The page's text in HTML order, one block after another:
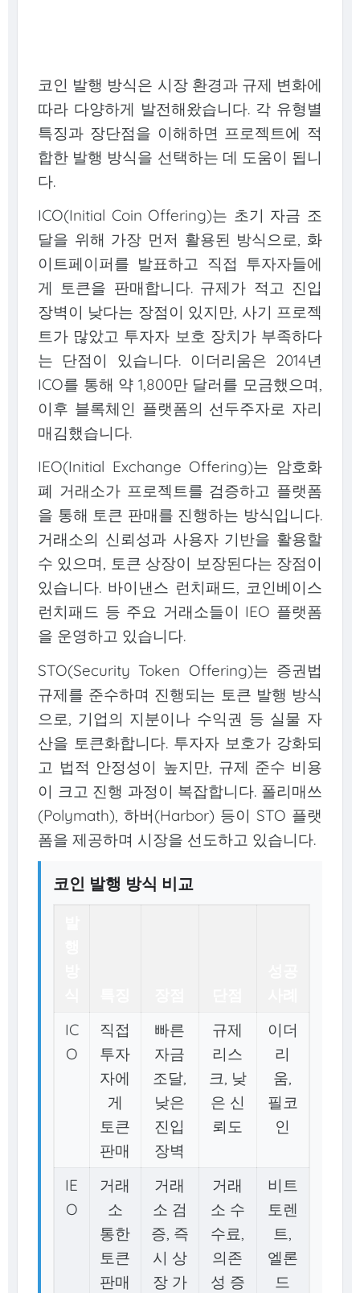
코인 발행 방식은 시장 환경과 규제 변화에
따라 다양하게 발전해왔습니다. 각 유형별
특징과 장단점을 이해하면 프로젝트에 적
합한 발행 방식을 선택하는 데 도움이 됩니
다.
ICO(Initial Coin Offering)는 초기 자금 조
달을 위해 가장 먼저 활용된 방식으로, 화
이트페이퍼를 발표하고 직접 투자자들에
게 토큰을 판매합니다. 규제가 적고 진입
장벽이 낮다는 장점이 있지만, 사기 프로젝
트가 많았고 투자자 보호 장치가 부족하다
는 단점이 있습니다. 이더리움은 2014년
ICO를 통해 약 1,800만 달러를 모금했으며,
이후 블록체인 플랫폼의 선두주자로 자리
매김했습니다.
IEO(Initial Exchange Offering)는 암호화
폐 거래소가 프로젝트를 검증하고 플랫폼
을 통해 토큰 판매를 진행하는 방식입니다.
거래소의 신뢰성과 사용자 기반을 활용할
수 있으며, 토큰 상장이 보장된다는 장점이
있습니다. 바이낸스 런치패드, 코인베이스
런치패드 등 주요 거래소들이 IEO 플랫폼
을 운영하고 있습니다.
STO(Security Token Offering)는 증권법
규제를 준수하며 진행되는 토큰 발행 방식
으로, 기업의 지분이나 수익권 등 실물 자
산을 토큰화합니다. 투자자 보호가 강화되
고 법적 안정성이 높지만, 규제 준수 비용
이 크고 진행 과정이 복잡합니다. 폴리매쓰
(Polymath), 하버(Harbor) 등이 STO 플랫
폼을 제공하며 시장을 선도하고 있습니다.
코인 발행 방식 비교
IC
O
직접
투자
자에
게
토큰
판매
빠른
자금
조달,
낮은
진입
장벽
규제
리스
크, 낮
은 신
뢰도
이더
리
움,
필코
인
IE
O
거래
소
통한
토큰
판매
거래
소 검
증, 즉
시 상
장 가
거래
소 수
수료,
의존
성 증
비트
토렌
트,
엘론
드